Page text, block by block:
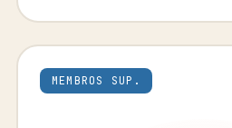
MEMBROS SUP.